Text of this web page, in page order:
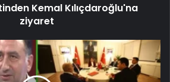
Kemal Kılıçdaroğlu'na
ziyaret